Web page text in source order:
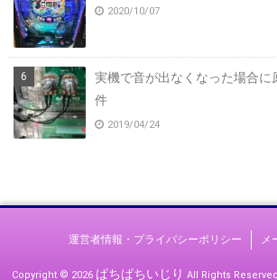
2020/10/07
実機で音が出なくなった場合に
件
2019/04/24
運営者情報・プライバシーポリシー メ
Copyright © 2026 ぱちぱちいじり All Rights